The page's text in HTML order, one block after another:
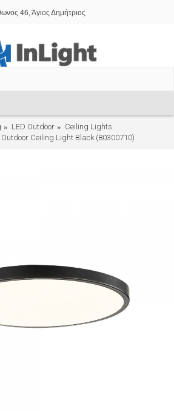
46, Άγιος Δημήτριος
LED Outdoor
Ceiling Lights
Outdoor Ceiling Light Black (80300710)